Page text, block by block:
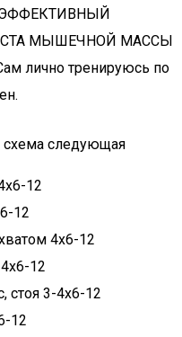
ЭФФЕКТИВНЫЙ
МЫШЕЧНОЙ МАССЫ
лично тренируюсь по
схема следующая
12
12
4х6-12
12
стоя 3-4х6-12
12